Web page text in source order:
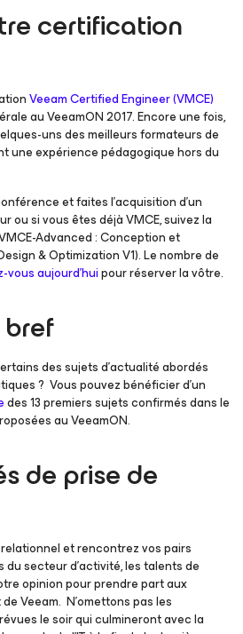
certification
Veeam Certified Engineer (VMCE)
au VeeamON 2017. Encore une fois,
uns des meilleurs formateurs de
une expérience pédagogique hors du
et faites l’acquisition d’un
ou si vous êtes déjà VMCE, suivez la
Advanced : Conception et
& Optimization V1). Le nombre de
vous aujourd’huipour réserver la vôtre.
des sujets d’actualité abordés
? Vous pouvez bénéficier d’un
des 13 premiers sujets confirmés dans le
au VeeamON.
de prise de
et rencontrez vos pairs
secteur d’activité, les talents de
opinion pour prendre part aux
Veeam. N’omettons pas les
le soir qui culmineront avec la